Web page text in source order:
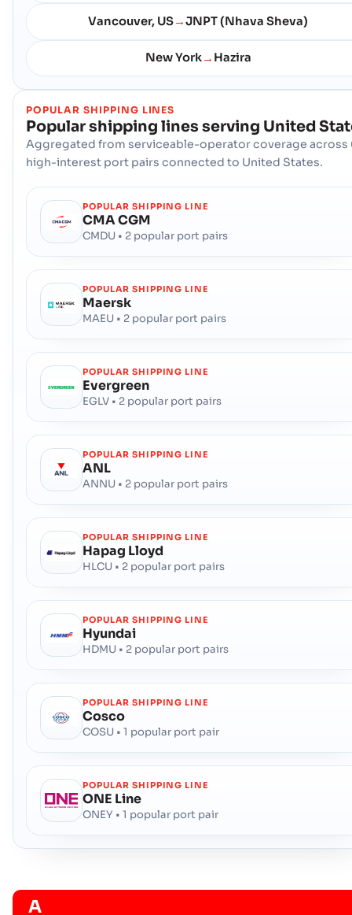
地址 :Catoosa (USXEL), United States of America, usa
港口代码 :USXEL
Channahon
地址 :Channahon (USCHH), United States of America, usa
邮政编码 :-
港口代码 :USCHH
Charleston , South Carolina
深水海港
地址 :
Charleston , South Carolina (USCHS), Charleston, United
States of America
邮政编码 :-
港口代码 :
Charlevoix
地址 :Charlevoix (USCSX), United States of America, usa
Chattanooga
邮政编码 :-
港口代码 :
USCHA
Cheboygan
地址 :Cheboygan (USCHG), United States of America, usa
邮政编码 :
港口代码 :
USCHG
Chenega
Chenega (USNCN), United States of America, usa
邮政编码 :
Chesapeake (US)
地址 : Chesapeake (US), United States of America, usa
港口代码 :USUFG
Chester (US)
邮政编码 :-
Vancouver, US→JNPT (Nhava Sheva)
New York→ Hazira
POPULAR SHIPPING LINES
Popular shipping lines serving United
Aggregated from serviceable-operator coverage across
high-interest port pairs connected to United States.
POPULAR SHIPPING LINE
CMA CGM
CMDU • 2 popular port pairs
POPULAR SHIPPING LINE
Maersk
MAEU • 2 popular port pairs
POPULAR SHIPPING LINE
Evergreen
EGLV • 2 popular port pairs
POPULAR SHIPPING LINE
ANL
ANNU • 2 popular port pairs
POPULAR SHIPPING LINE
Hapag Lloyd
HLCU • 2 popular port pairs
POPULAR SHIPPING LINE
Hyundai
HDMU • 2 popular port pairs
POPULAR SHIPPING LINE
Cosco
COSU • 1 popular port pair
POPULAR SHIPPING LINE
ONE Line
ONEY • 1 popular port pair
A